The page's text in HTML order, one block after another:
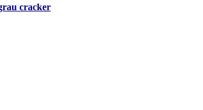
cracker